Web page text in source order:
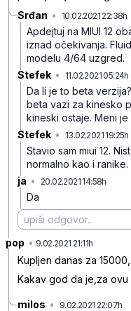
Srđan • 10.02.2021 22:38h
Apdejtuj na MIUI 12
iznad očekivanja.
modelu 4/64 uzgred.
Stefek • 11.02.2021 05:24h
Da li je to beta
beta vazi za kinesko
kineski ostaje. Meni
Stefek • 13.02.2021 19:25h
Stavio sam miui 12.
normalno kao i ranike.
ja • 20.02.2021 14:58h
Da
pop • 9.02.2021 21:11h
Kupljen danas za
Kakav god da je,za ovu
milos • 9.02.2021 22:07h